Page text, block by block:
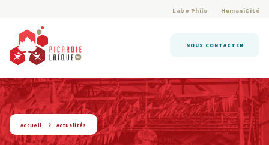
Labo Philo HumaniCité
NOUS CONTACTER
string(9) « actualite »
Accueil Actualités